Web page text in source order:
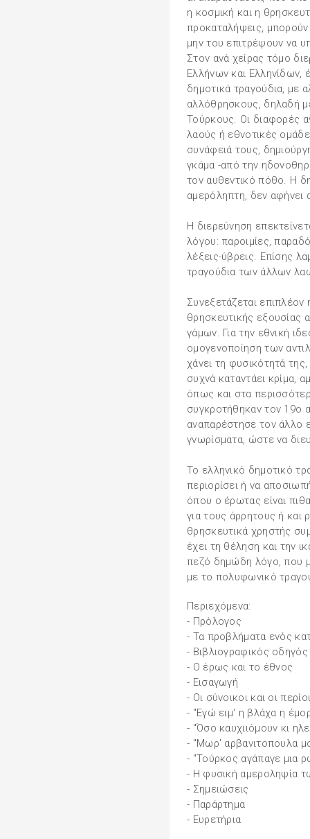
η κοσμική και η
προκαταλήψεις,
μην του επιτρέψουν να
Στον ανά χείρας τόμο
Ελλήνων και Ελληνίδων,
δημοτικά τραγούδια, με
αλλόθρησκους, δηλαδή
Τούρκους. Οι διαφορές
λαούς ή εθνοτικές
συνάφειά τους,
γκάμα -από την
τον αυθεντικό πόθο. Η
αμερόληπτη, δεν αφήνει
Η διερεύνηση
λόγου: παροιμίες,
λέξεις-ύβρεις. Επίσης
τραγούδια των άλλων
Συνεξετάζεται
θρησκευτικής εξουσίας
γάμων. Για την εθνική
ομογενοποίηση των
χάνει τη φυσικότητά της,
συχνά καταντάει κρίμα,
όπως και στα
συγκροτήθηκαν τον 19ο
αναπαρέστησε τον άλλο
γνωρίσματα, ώστε να
Το ελληνικό δημοτικό
περιορίσει ή να
όπου ο έρωτας είναι
για τους άρρητους ή και
θρησκευτικά χρηστής
έχει τη θέληση και την
πεζό δημώδη λόγο, που
με το πολυφωνικό
Περιεχόμενα:
- Πρόλογος
- Τα προβλήματα ενός
- Βιβλιογραφικός οδηγός
- Ο έρως και το έθνος
- Εισαγωγή
- Οι σύνοικοι και οι
- "Εγώ ειμ' η βλάχα η
- "Όσο καυχιιόμουν κι
- "Μωρ' αρβανιτοπουλα
- "Τούρκος αγάπαγε μια
- Η φυσική αμεροληψία
- Σημειώσεις
- Παράρτημα
- Ευρετήρια